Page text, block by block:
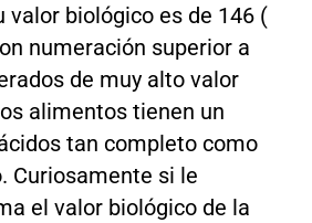
valor biológico es de 146 (
numeración superior a
de muy alto valor
alimentos tienen un
tan completo como
Curiosamente si le
el valor biológico de la